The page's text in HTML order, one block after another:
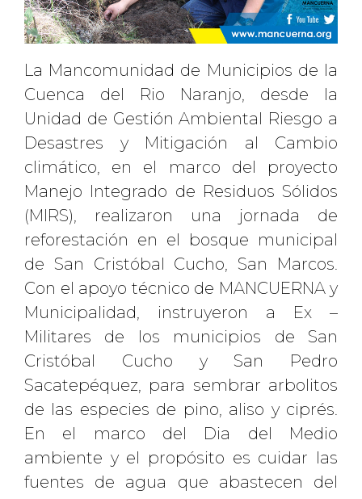
La Mancomunidad de Municipios de la
Cuenca del Rio Naranjo, desde la
Unidad de Gestión Ambiental Riesgo a
Desastres y Mitigación al Cambio
climático, en el marco del proyecto
Manejo Integrado de Residuos Sólidos
(MIRS), realizaron una jornada de
reforestación en el bosque municipal
de San Cristóbal Cucho, San Marcos.
Con el apoyo técnico de MANCUERNA y
Municipalidad, instruyeron a Ex –
Militares de los municipios de San
Cristóbal Cucho y San Pedro
Sacatepéquez, para sembrar arbolitos
de las especies de pino, aliso y ciprés.
En el marco del Dia del Medio
ambiente y el propósito es cuidar las
fuentes de agua que abastecen del